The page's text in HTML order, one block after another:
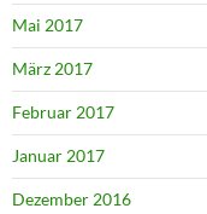
Mai 2017
März 2017
Februar 2017
Januar 2017
Dezember 2016